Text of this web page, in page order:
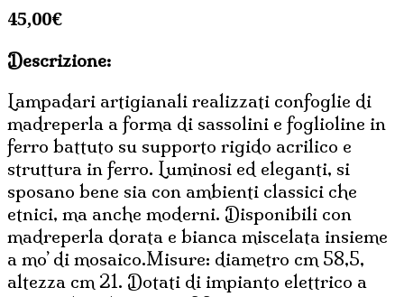
45,00€
Descrizione:
Lampadari artigianali realizzati confoglie di
madreperla a forma di sassolini e foglioline in
ferro battuto su supporto rigido acrilico e
struttura in ferro. Luminosi ed eleganti, si
sposano bene sia con ambienti classici che
etnici, ma anche moderni. Disponibili con
madreperla dorata e bianca miscelata insieme
a mo’ di mosaico.Misure: diametro cm 58,5,
altezza cm 21. Dotati di impianto elettrico a